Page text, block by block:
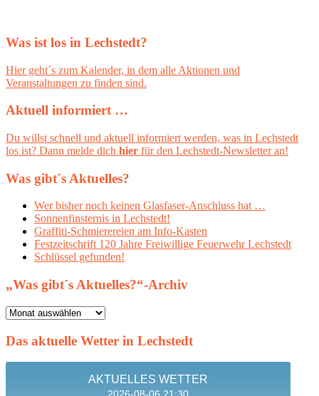
Was ist los in Lechstedt?
Hier geht´s zum Kalender, in dem alle Aktionen und
Veranstaltungen zu finden sind.
Aktuell informiert …
Du willst schnell und aktuell informiert werden, was in Lechstedt
los ist? Dann melde dich hier für den Lechstedt-Newsletter an!
Was gibt´s Aktuelles?
Wer bisher noch keinen Glasfaser-Anschluss hat …
Sonnenfinsternis in Lechstedt!
Graffiti-Schmierereien am Info-Kasten
Festzeitschrift 120 Jahre Freiwillige Feuerwehr Lechstedt
Schlüssel gefunden!
„Was gibt´s Aktuelles?“-Archiv
„Was
´s
Archiv
Das aktuelle Wetter in Lechstedt